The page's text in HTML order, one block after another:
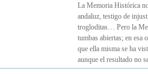
La Memoria Histórica
andaluz, testigo de
trogloditas… Pero la
tumbas abiertas; en esa
que ella misma se ha
aunque el resultado no